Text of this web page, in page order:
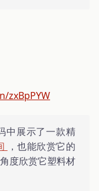
zxBpPYW
中展示了一款精
，也能欣赏它的
度欣赏它塑料材